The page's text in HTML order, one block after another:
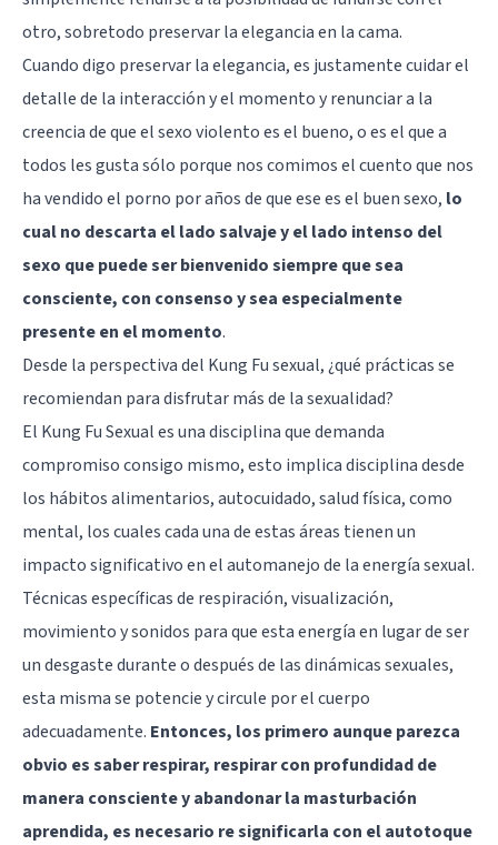
otro, sobretodo preservar la elegancia en la cama.
Cuando digo preservar la elegancia, es justamente cuidar el
detalle de la interacción y el momento y renunciar a la
creencia de que el sexo violento es el bueno, o es el que a
todos les gusta sólo porque nos comimos el cuento que nos
ha vendido el porno por años de que ese es el buen sexo, lo
cual no descarta el lado salvaje y el lado intenso del
sexo que puede ser bienvenido siempre que sea
consciente, con consenso y sea especialmente
presente en el momento.
Desde la perspectiva del Kung Fu sexual, ¿qué prácticas se
recomiendan para disfrutar más de la sexualidad?
El Kung Fu Sexual es una disciplina que demanda
compromiso consigo mismo, esto implica disciplina desde
los hábitos alimentarios, autocuidado, salud física, como
mental, los cuales cada una de estas áreas tienen un
impacto significativo en el automanejo de la energía sexual.
Técnicas específicas de respiración, visualización,
movimiento y sonidos para que esta energía en lugar de ser
un desgaste durante o después de las dinámicas sexuales,
esta misma se potencie y circule por el cuerpo
adecuadamente. Entonces, los primero aunque parezca
obvio es saber respirar, respirar con profundidad de
manera consciente y abandonar la masturbación
aprendida, es necesario re significarla con el autotoque